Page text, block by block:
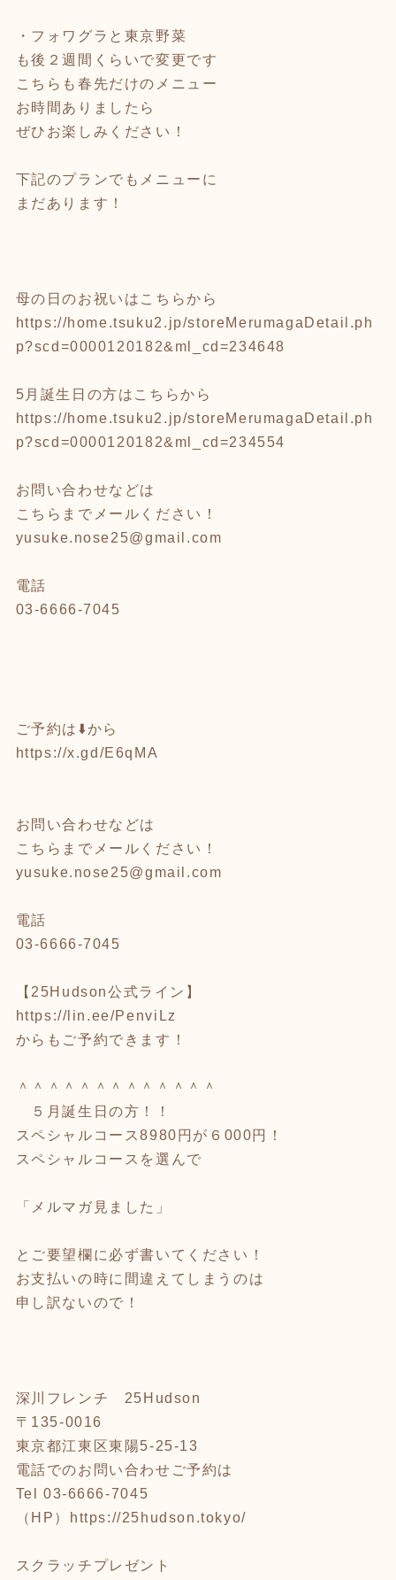
・フォワグラと東京野菜
も後２週間くらいで変更です
こちらも春先だけのメニュー
お時間ありましたら
ぜひお楽しみください！
下記のプランでもメニューに
まだあります！
母の日のお祝いはこちらから
https://home.tsuku2.jp/storeMerumagaDetail.ph
p?scd=0000120182&ml_cd=234648
5月誕生日の方はこちらから
https://home.tsuku2.jp/storeMerumagaDetail.ph
p?scd=0000120182&ml_cd=234554
お問い合わせなどは
こちらまでメールください！
yusuke.nose25@gmail.com
電話
03-6666-7045
ご予約は⬇️から
https://x.gd/E6qMA
お問い合わせなどは
こちらまでメールください！
yusuke.nose25@gmail.com
電話
03-6666-7045
【25Hudson公式ライン】
https://lin.ee/PenviLz
からもご予約できます！
＾＾＾＾＾＾＾＾＾＾＾＾＾
５月誕生日の方！！
スペシャルコース8980円が６000円！
スペシャルコースを選んで
「メルマガ見ました」
とご要望欄に必ず書いてください！
お支払いの時に間違えてしまうのは
申し訳ないので！
深川フレンチ 25Hudson
〒135-0016
東京都江東区東陽5-25-13
電話でのお問い合わせご予約は
Tel 03-6666-7045
（HP）
https://25hudson.tokyo/
スクラッチプレゼント